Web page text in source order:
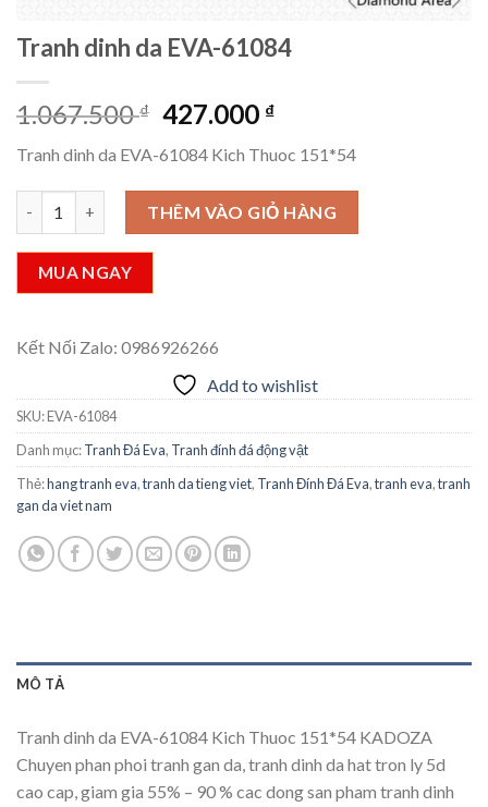
Tranh dinh da EVA-61084
1.067.500₫ Giá
là:
1.067.500 ₫.
427.000 ₫Giá
tại
là:
427.000 ₫.
Tranh dinh da EVA-61084 Kich Thuoc 151*54
Tranh dinh da EVA-61084 số lượng
THÊM VÀO GIỎ HÀNG
MUA NGAY
Kết Nối Zalo: 0986926266
Add to wishlist
SKU:EVA-61084
Danh mục:Tranh Đá Eva, Tranh đính đá động vật
Thẻ:hang tranh eva,tranh da tieng viet, Tranh Đính Đá Eva,tranh eva,tranh
gan da viet nam
MÔ TẢ
Tranh dinh da EVA-61084 Kich Thuoc 151*54 KADOZA
Chuyen phan phoi tranh gan da, tranh dinh da hat tron ly 5d
cao cap, giam gia 55% – 90 % cac dong san pham tranh dinh